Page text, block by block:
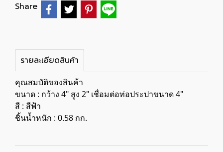
Share
รายละเอียดสินค้า
คุณสมบัติของสินค้า
ขนาด : กว้าง 4" สูง 2" เชื่อมต่อท่อประปาขนาด 4"
สี : สีฟ้า
ชิ้นน้ำหนัก : 0.58 กก.